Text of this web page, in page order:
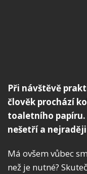
Při návštěvě
člověk prochází
toaletního papíru.
nešetří a
Má ovšem vůbec
než je nutné?